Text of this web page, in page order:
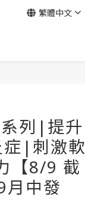
繁體中文
列|提升
|刺激軟
【8/9 截
月中發